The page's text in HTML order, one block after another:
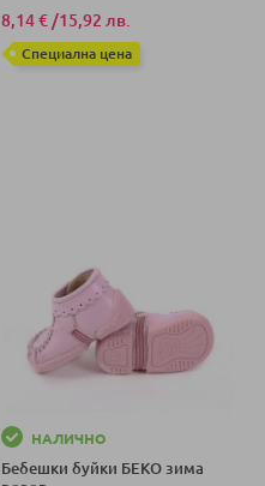
8,14 € /15,92 лв.
Специална цена
НАЛИЧНО
Бебешки буйки БЕКО зима